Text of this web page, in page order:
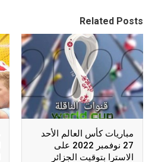
Related Posts
مباريات كأس العالم الأحد
27 نوفمبر 2022 على
الاسترا بتوقيت الجزائر